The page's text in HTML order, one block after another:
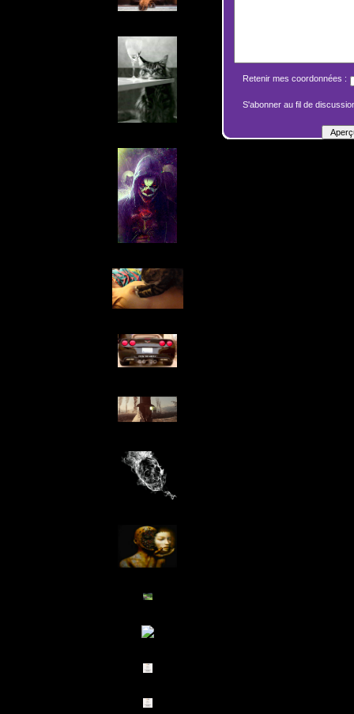
Retenir mes coordonnées :
S'abonner au fil de